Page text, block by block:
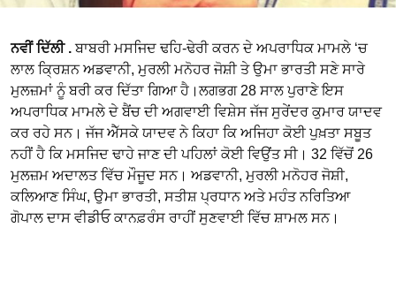
ਨਵੀਂ ਦਿੱਲੀ .ਬਾਬਰੀ ਮਸਜਿਦ ਢਹਿ-ਢੇਰੀ ਕਰਨ ਦੇ ਅਪਰਾਧਿਕ ਮਾਮਲੇ ‘ਚ
ਲਾਲ ਕ੍ਰਿਸ਼ਨ ਅਡਵਾਨੀ, ਮੁਰਲੀ ਮਨੋਹਰ ਜੋਸ਼ੀ ਤੇ ਉਮਾ ਭਾਰਤੀ ਸਣੇ ਸਾਰੇ
ਮੁਲਜ਼ਮਾਂ ਨੂੰ ਬਰੀ ਕਰ ਦਿੱਤਾ ਗਿਆ ਹੈ।ਲਗਭਗ 28 ਸਾਲ ਪੁਰਾਣੇ ਇਸ
ਅਪਰਾਧਿਕ ਮਾਮਲੇ ਦੇ ਬੈਂਚ ਦੀ ਅਗਵਾਈ ਵਿਸ਼ੇਸ ਜੱਜ ਸੁਰੇਂਦਰ ਕੁਮਾਰ ਯਾਦਵ
ਕਰ ਰਹੇ ਸਨ। ਜੱਜ ਐੱਸਕੇ ਯਾਦਵ ਨੇ ਕਿਹਾ ਕਿ ਅਜਿਹਾ ਕੋਈ ਪੁਖ਼ਤਾ ਸਬੂਤ
ਨਹੀਂ ਹੈ ਕਿ ਮਸਜਿਦ ਢਾਹੇ ਜਾਣ ਦੀ ਪਹਿਲਾਂ ਕੋਈ ਵਿਉਂਤ ਸੀ। 32 ਵਿੱਚੋਂ 26
ਮੁਲਜ਼ਮ ਅਦਾਲਤ ਵਿੱਚ ਮੌਜੂਦ ਸਨ। ਅਡਵਾਨੀ, ਮੁਰਲੀ ਮਨੋਹਰ ਜੋਸ਼ੀ,
ਕਲਿਆਣ ਸਿੰਘ, ਉਮਾ ਭਾਰਤੀ, ਸਤੀਸ਼ ਪ੍ਰਧਾਨ ਅਤੇ ਮਹੰਤ ਨਰਿਤਿਆ
ਗੋਪਾਲ ਦਾਸ ਵੀਡੀਓ ਕਾਨਫ਼ਰੰਸ ਰਾਹੀਂ ਸੁਣਵਾਈ ਵਿੱਚ ਸ਼ਾਮਲ ਸਨ।